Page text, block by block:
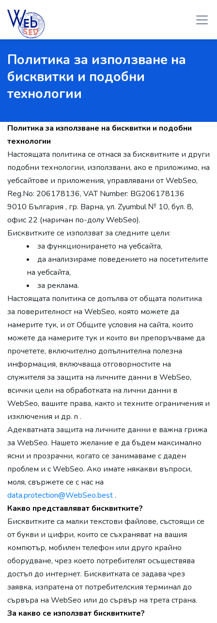
Политика за използване на
бисквитки и подобни
технологии
Политика за използване на бисквитки и подобни
технологии
Настоящата политика се отнася за бисквитките и други
подобни технологии, използвани, ако е приложимо, на
уебсайтове и приложения, управлявани от WebSeo,
Reg.No: 206178136, VAT Number: BG206178136
9010 България , гр. Варна, ул. Zyumbul № 10, бул. 8,
офис 22 (наричан по-долу WebSeo).
Бисквитките се използват за следните цели:
за функционирането на уебсайта,
да анализираме поведението на посетителите
на уебсайта,
за реклама.
Настоящата политика се допълва от общата политика
за поверителност на WebSeo, която можете да
намерите тук, и от Общите условия на сайта, които
можете да намерите тук и които ви препоръчваме да
прочетете, включително допълнителна полезна
информация, включваща отговорностите на
служителя за защита на личните данни в WebSeo,
всички цели на обработката на лични данни в
WebSeo, вашите права, както и техните ограничения и
изключения и др. n .
Адекватната защита на личните данни е важна грижа
за WebSeo. Нашето желание е да бъдем максимално
ясни и прозрачни, когато се занимаваме с даден
проблем и с WebSeo. Ако имате някакви въпроси,
моля, свържете се с нас на
data.protection@WebSeo.best.
Какво представляват бисквитките?
Бисквитките са малки текстови файлове, състоящи се
от букви и цифри, които се съхраняват на вашия
компютър, мобилен телефон или друго крайно
оборудване, чрез което потребителят осъществява
достъп до интернет. Бисквитката се задава чрез
заявка, изпратена от потребителския терминал до
сървъра на WebSeo или до сървър на трета страна.
За какво се използват бисквитките?